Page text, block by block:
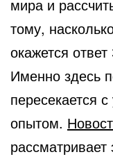
мира и
тому,
окажется
Именно здесь
пересекается
опытом.